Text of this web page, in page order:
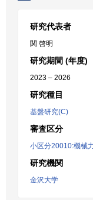
研究代表者
関 啓明
研究期間 (年度)
2023 – 2026
研究種目
基盤研究(C)
審査区分
小区分20010:機械
研究機関
金沢大学